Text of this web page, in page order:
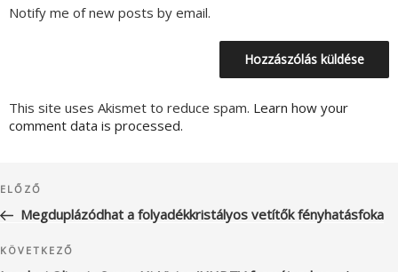
Notify me of new posts by email.
This site uses Akismet to reduce spam. Learn how your
comment data is processed.
navigáció
Korábbi
bejegyzés
ELŐZŐ
Megduplázódhat a folyadékkristályos vetítők fényhatásfoka
Következő
KÖVETKEZŐ